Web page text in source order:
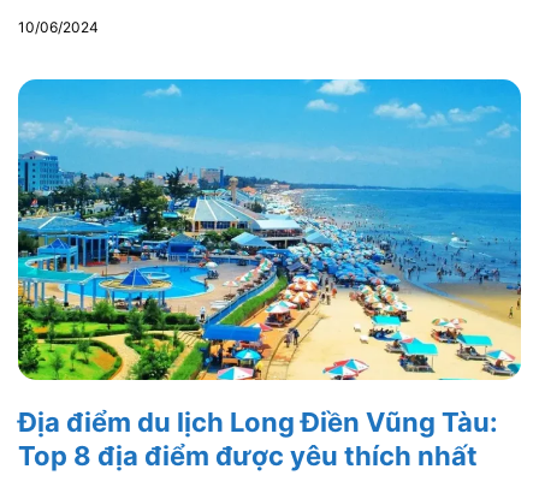
10/06/2024
Địa điểm du lịch Long Điền Vũng Tàu:
Top 8 địa điểm được yêu thích nhất